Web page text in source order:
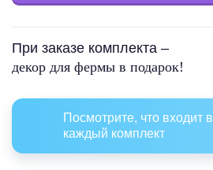
При заказе комплекта –
декор для фермы в подарок!
Посмотрите, что входит в
каждый комплект